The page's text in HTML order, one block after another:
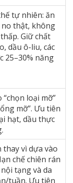
tự nhiên: ăn
no thật, không
Giữ chất
dầu ô-liu, các
25–30% năng
loại mỡ”
mỡ”. Ưu tiên
hạt, dầu thực
vì dựa vào
chế chiên rán
tạng và da
tuần. Ưu tiên